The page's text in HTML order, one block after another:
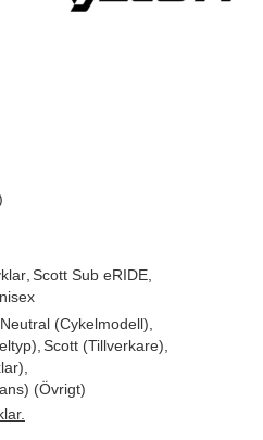
Scott Sub eRIDE
Neutral (Cykelmodell)
Scott (Tillverkare)
(Övrigt)